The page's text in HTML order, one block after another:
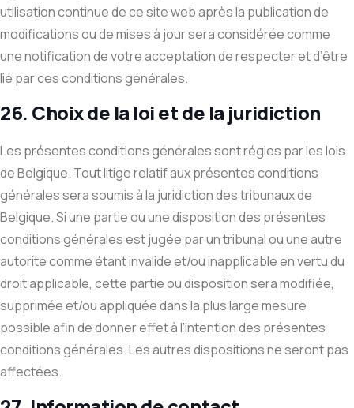
utilisation continue de ce site web après la publication de
modifications ou de mises à jour sera considérée comme
une notification de votre acceptation de respecter et d’être
lié par ces conditions générales.
26. Choix de la loi et de la juridiction
Les présentes conditions générales sont régies par les lois
de Belgique. Tout litige relatif aux présentes conditions
générales sera soumis à la juridiction des tribunaux de
Belgique. Si une partie ou une disposition des présentes
conditions générales est jugée par un tribunal ou une autre
autorité comme étant invalide et/ou inapplicable en vertu du
droit applicable, cette partie ou disposition sera modifiée,
supprimée et/ou appliquée dans la plus large mesure
possible afin de donner effet à l’intention des présentes
conditions générales. Les autres dispositions ne seront pas
affectées.